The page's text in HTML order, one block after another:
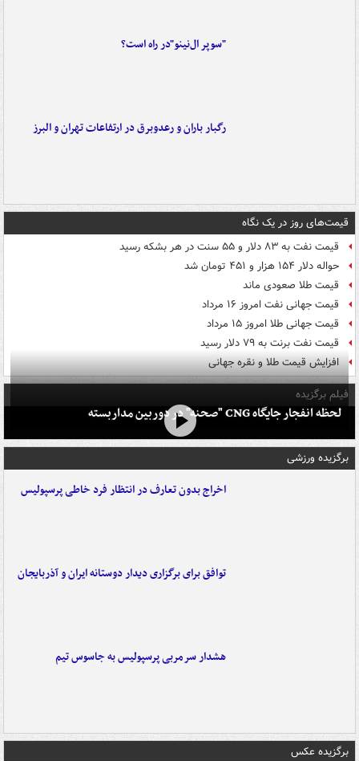
"سوپر ال‌نینو"در راه است؟
رگبار باران و رعدوبرق در ارتفاعات تهران و البرز
قیمت‌های روز در یک نگاه
قیمت نفت به ۸۳ دلار و ۵۵ سنت در هر بشکه رسید
حواله دلار ۱۵۴ هزار و ۴۵۱ تومان شد
قیمت طلا صعودی ماند
قیمت جهانی نفت امروز ۱۶ مرداد
قیمت جهانی طلا امروز ۱۵ مرداد
قیمت نفت برنت به ۷۹ دلار رسید
افزایش قیمت طلا و نقره جهانی
فیلم برگزیده
لحظه انفجار جایگاه CNG "صحنه" در دوربین مداربسته
برگزیده ورزشی
اخراج بدون تعارف در انتظار فرد خاطی پرسپولیس
توافق برای برگزاری دیدار دوستانه ایران و آذربایجان
هشدار سرمربی پرسپولیس به جاسوس تیم
برگزیده عکس